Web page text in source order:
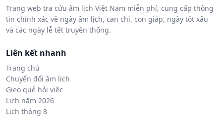
Trang web tra cứu âm lịch Việt Nam miễn phí, cung cấp thông
tin chính xác về ngày âm lịch, can chi, con giáp, ngày tốt xấu
và các ngày lễ tết truyền thống.
Liên kết nhanh
Trang chủ
Chuyển đổi âm lịch
Gieo quẻ hỏi việc
Lịch năm 2026
Lịch tháng 8